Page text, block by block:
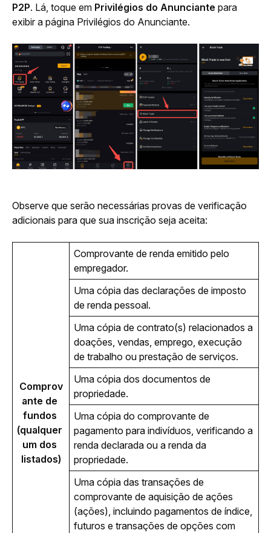
P2P. Lá, toque em Privilégios do Anunciante para
exibir a página Privilégios do Anunciante.
Observe que serão necessárias provas de verificação
adicionais para que sua inscrição seja aceita:
Comprov
ante de
fundos
(qualquer
um dos
listados)
Comprovante de renda emitido pelo
empregador.
Uma cópia das declarações de imposto
de renda pessoal.
Uma cópia de contrato(s) relacionados a
doações, vendas, emprego, execução
de trabalho ou prestação de serviços.
Uma cópia dos documentos de
propriedade.
Uma cópia do comprovante de
pagamento para indivíduos, verificando a
renda declarada ou a renda da
propriedade.
Uma cópia das transações de
comprovante de aquisição de ações
(ações), incluindo pagamentos de índice,
futuros e transações de opções com